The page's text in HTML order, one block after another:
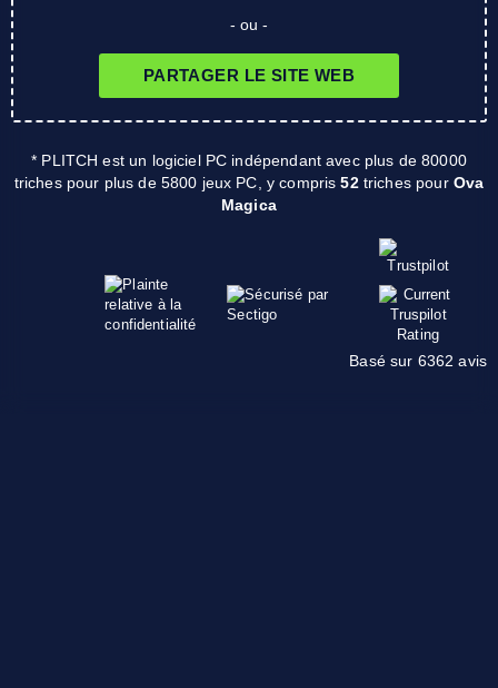
- ou -
PARTAGER LE SITE WEB
* PLITCH est un logiciel PC indépendant avec plus de 80000
triches pour plus de 5800 jeux PC, y compris52triches pour Ova
Magica
Basé sur 6362 avis